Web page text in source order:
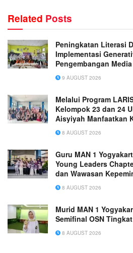
Related Posts
Peningkatan Literasi
Implementasi
Pengembangan
Terpadu yang Inovatif
9 AUGUST 2026
Melalui Program
Kelompok 23 dan 24
Aisyiyah Manfaatkan
Peluang Usaha
8 AUGUST 2026
Guru MAN 1
Young Leaders
dan Wawasan
8 AUGUST 2026
Murid MAN 1
Semifinal OSN
8 AUGUST 2026